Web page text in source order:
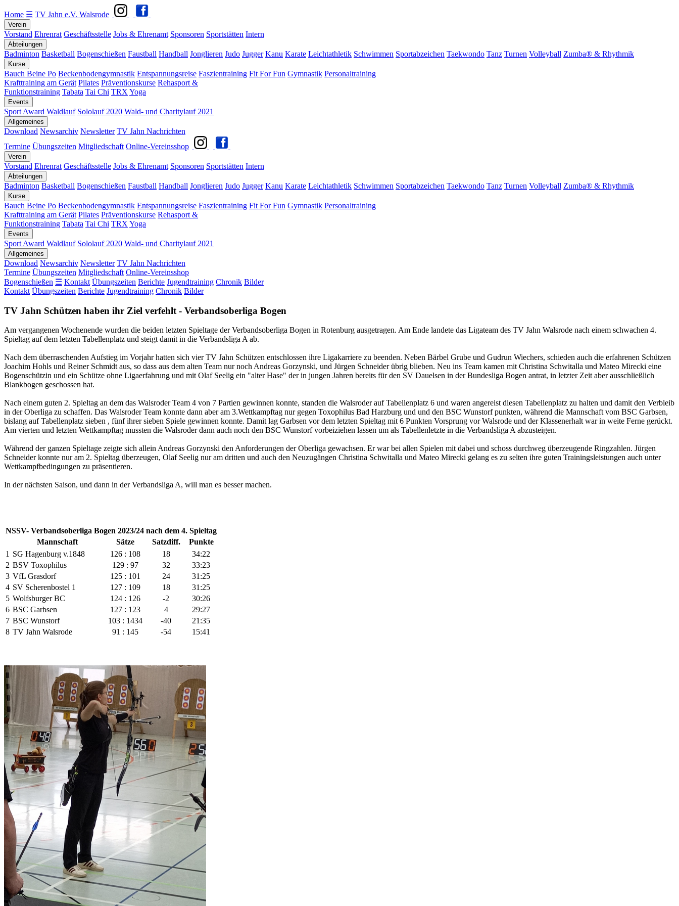
Home ☰ TV Jahn e.V. Walsrode
Verein
Vorstand Ehrenrat Geschäftsstelle Jobs & Ehrenamt Sponsoren Sportstätten Intern
Abteilungen
Badminton Basketball Bogenschießen Faustball Handball Jonglieren Judo Jugger Kanu Karate Leichtathletik Schwimmen Sportabzeichen Taekwondo Tanz Turnen Volleyball Zumba® & Rhythmik
Kurse
Bauch Beine Po Beckenbodengymnastik Entspannungsreise Faszientraining Fit For Fun Gymnastik Personaltraining
Krafttraining am Gerät Pilates Präventionskurse Rehasport &
Funktionstraining Tabata Tai Chi TRX Yoga
Events
Sport Award Waldlauf Sololauf 2020 Wald- und Charitylauf 2021
Allgemeines
Download Newsarchiv Newsletter TV Jahn Nachrichten
Termine Übungszeiten Mitgliedschaft Online-Vereinsshop
Verein
Vorstand Ehrenrat Geschäftsstelle Jobs & Ehrenamt Sponsoren Sportstätten Intern
Abteilungen
Badminton Basketball Bogenschießen Faustball Handball Jonglieren Judo Jugger Kanu Karate Leichtathletik Schwimmen Sportabzeichen Taekwondo Tanz Turnen Volleyball Zumba® & Rhythmik
Kurse
Bauch Beine Po Beckenbodengymnastik Entspannungsreise Faszientraining Fit For Fun Gymnastik Personaltraining
Krafttraining am Gerät Pilates Präventionskurse Rehasport &
Funktionstraining Tabata Tai Chi TRX Yoga
Events
Sport Award Waldlauf Sololauf 2020 Wald- und Charitylauf 2021
Allgemeines
Download Newsarchiv Newsletter TV Jahn Nachrichten
Termine Übungszeiten Mitgliedschaft Online-Vereinsshop
Bogenschießen ☰ Kontakt Übungszeiten Berichte Jugendtraining Chronik Bilder
Kontakt Übungszeiten Berichte Jugendtraining Chronik Bilder
TV Jahn Schützen haben ihr Ziel verfehlt - Verbandsoberliga Bogen
Am vergangenen Wochenende wurden die beiden letzten Spieltage der Verbandsoberliga Bogen in Rotenburg ausgetragen. Am Ende landete das Ligateam des TV Jahn Walsrode nach einem schwachen 4.
Spieltag auf dem letzten Tabellenplatz und steigt damit in die Verbandsliga A ab.
Nach dem überraschenden Aufstieg im Vorjahr hatten sich vier TV Jahn Schützen entschlossen ihre Ligakarriere zu beenden. Neben Bärbel Grube und Gudrun Wiechers, schieden auch die erfahrenen Schützen
Joachim Hohls und Reiner Schmidt aus, so dass aus dem alten Team nur noch Andreas Gorzynski, und Jürgen Schneider übrig blieben. Neu ins Team kamen mit Christina Schwitalla und Mateo Mirecki eine
Bogenschützin und ein Schütze ohne Ligaerfahrung und mit Olaf Seelig ein "alter Hase" der in jungen Jahren bereits für den SV Dauelsen in der Bundesliga Bogen antrat, in letzter Zeit aber ausschließlich
Blankbogen geschossen hat.
Nach einem guten 2. Spieltag an dem das Walsroder Team 4 von 7 Partien gewinnen konnte, standen die Walsroder auf Tabellenplatz 6 und waren angereist diesen Tabellenplatz zu halten und damit den Verbleib
in der Oberliga zu schaffen. Das Walsroder Team konnte dann aber am 3.Wettkampftag nur gegen Toxophilus Bad Harzburg und und den BSC Wunstorf punkten, während die Mannschaft vom BSC Garbsen,
bislang auf Tabellenplatz sieben , fünf ihrer sieben Spiele gewinnen konnte. Damit lag Garbsen vor dem letzten Spieltag mit 6 Punkten Vorsprung vor Walsrode und der Klassenerhalt war in weite Ferne gerückt.
Am vierten und letzten Wettkampftag mussten die Walsroder dann auch noch den BSC Wunstorf vorbeiziehen lassen um als Tabellenletzte in die Verbandsliga A abzusteigen.
Während der ganzen Spieltage zeigte sich allein Andreas Gorzynski den Anforderungen der Oberliga gewachsen. Er war bei allen Spielen mit dabei und schoss durchweg überzeugende Ringzahlen. Jürgen
Schneider konnte nur am 2. Spieltag überzeugen, Olaf Seelig nur am dritten und auch den Neuzugängen Christina Schwitalla und Mateo Mirecki gelang es zu selten ihre guten Trainingsleistungen auch unter
Wettkampfbedingungen zu präsentieren.
In der nächsten Saison, und dann in der Verbandsliga A, will man es besser machen.
NSSV- Verbandsoberliga Bogen 2023/24 nach dem 4. Spieltag
Mannschaft
Sätze Satzdiff.
Punkte
1 SG Hagenburg v.1848 126 : 108 18
34:22
2 BSV Toxophilus 129 : 97 32
33:23
3 VfL Grasdorf 125 : 101 24
31:25
4 SV Scherenbostel 1 127 : 109 18
31:25
5 Wolfsburger BC 124 : 126 -2
30:26
6 BSC Garbsen 127 : 123 4
29:27
7 BSC Wunstorf 103 : 1434 -40
21:35
8 TV Jahn Walsrode 91 : 145 -54 15:41